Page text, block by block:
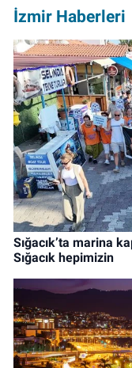
İzmir Haberleri
Sığacık’ta marina
Sığacık hepimizin